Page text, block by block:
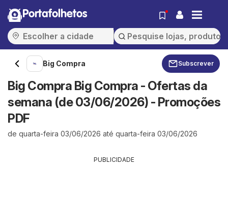
Portafolhetos
Big Compra Subscrever
Big Compra Big Compra - Ofertas da
semana (de 03/06/2026) - Promoções
PDF
de quarta-feira 03/06/2026 até quarta-feira 03/06/2026
PUBLICIDADE